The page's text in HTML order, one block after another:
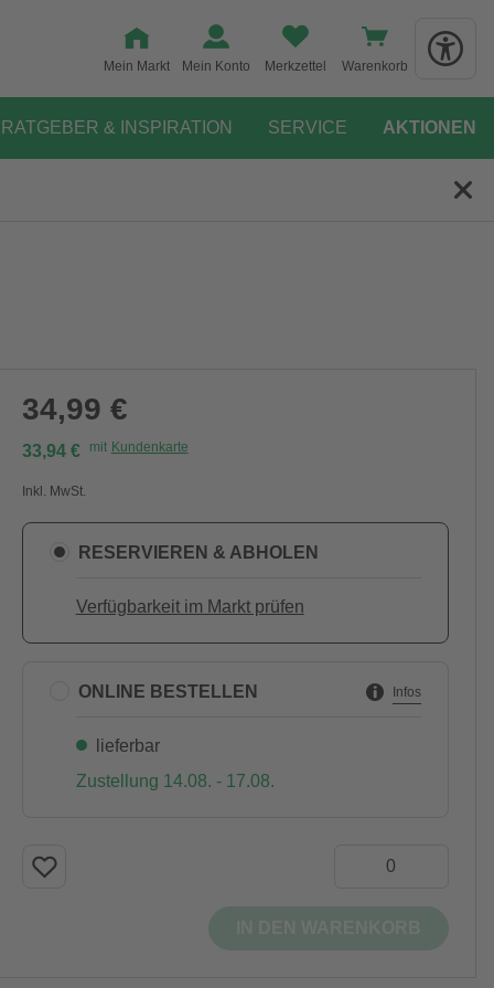
Mein Markt Mein Konto Merkzettel Warenkorb
RATGEBER & INSPIRATION SERVICE AKTIONEN
34,99 €
33,94 € mit Kundenkarte
Inkl. MwSt.
RESERVIEREN & ABHOLEN
Verfügbarkeit im Markt prüfen
ONLINE BESTELLEN Infos
lieferbar
Zustellung 14.08. - 17.08.